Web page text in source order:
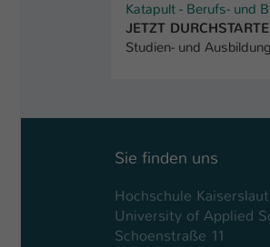
Katapult - Berufs- und
JETZT
Studien- und
Sie finden uns
Hochschule
University of Applied
Schoenstraße 11